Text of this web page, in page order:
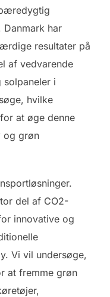
har
resultater på
af vedvarende
i
hvilke
at øge denne
og grøn
del af CO2-
innovative og
Vi vil undersøge,
at fremme grøn